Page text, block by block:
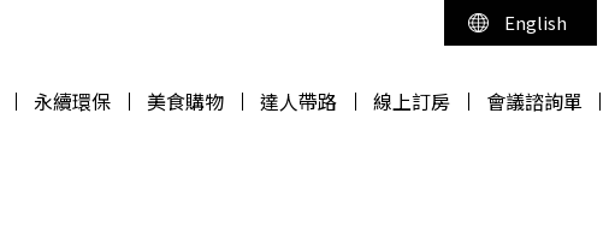
永續環保
美食購物
達人帶路
線上訂房
會議諮詢單
English